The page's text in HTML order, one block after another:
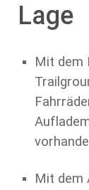
Lage
Mit dem
Mit dem